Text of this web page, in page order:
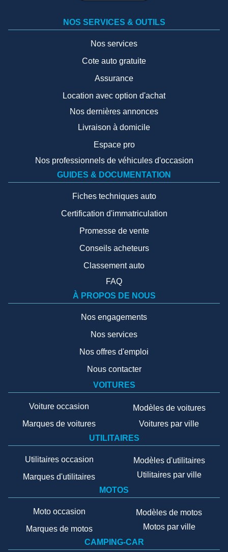
NOS SERVICES & OUTILS
Nos services
Cote auto gratuite
Assurance
Location avec option d'achat
Nos dernières annonces
Livraison à domicile
Espace pro
Nos professionnels de véhicules d'occasion
GUIDES & DOCUMENTATION
Fiches techniques auto
Certification d'immatriculation
Promesse de vente
Conseils acheteurs
Classement auto
FAQ
À PROPOS DE NOUS
Nos engagements
Nos services
Nos offres d'emploi
Nous contacter
VOITURES
Voiture occasion
Marques de voitures
Modèles de voitures
Voitures par ville
UTILITAIRES
Utilitaires occasion
Marques d'utilitaires
Modèles d'utilitaires
Utilitaires par ville
MOTOS
Moto occasion
Marques de motos
Modèles de motos
Motos par ville
CAMPING-CAR